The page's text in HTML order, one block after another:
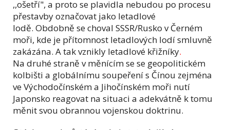
,,ošetří", a proto se plavidla nebudou po procesu
přestavby označovat jako letadlové
lodě. Obdobně se choval SSSR/Rusko v Černém
moři, kde je přítomnost letadlových lodí smluvně
zakázána. A tak vznikly letadlové křižníky.
Na druhé straně v měnícím se se geopolitickém
kolbišti a globálnímu soupeření s Čínou zejména
ve Východočínském a Jihočínském moři nutí
Japonsko reagovat na situaci a adekvátně k tomu
měnit svou obrannou vojenskou doktrinu.